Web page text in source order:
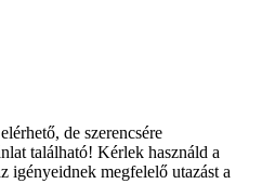
de szerencsére
található! Kérlek használd a
igényeidnek megfelelő utazást a